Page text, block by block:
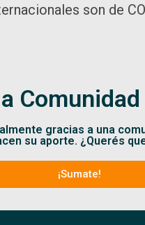
son de
gracias a una
su aporte. ¿Querés
¡Sumate!